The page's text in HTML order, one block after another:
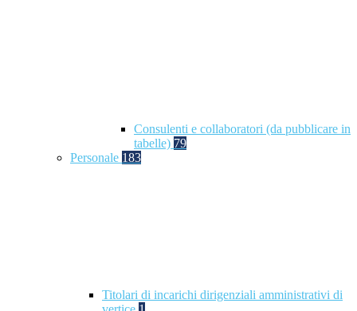
Consulenti e collaboratori (da pubblicare in
tabelle) 79
Personale 183
Titolari di incarichi dirigenziali amministrativi di